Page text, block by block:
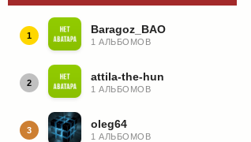
1 Baragoz_BAO
1 АЛЬБОМОВ
2 attila-the-hun
1 АЛЬБОМОВ
3 oleg64
1 АЛЬБОМОВ